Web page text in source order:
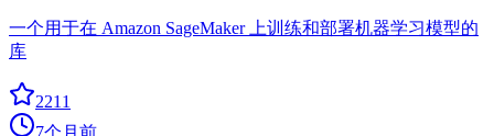
一个用于在 Amazon SageMaker 上训练和部署机器学习模型的
库
2211
7个月前